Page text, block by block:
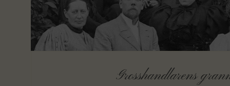
Grosshandlarens